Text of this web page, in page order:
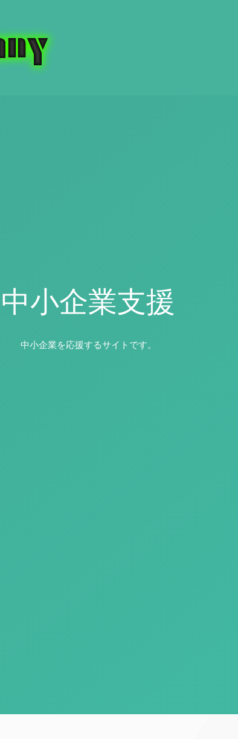
中小企業支援
中小企業を応援するサイトです。